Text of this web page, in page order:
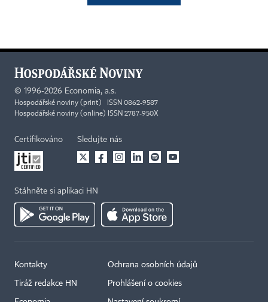
© 1996-2026 Economia, a.s.
Hospodářské noviny (print) ISSN 0862-9587
Hospodářské noviny (online) ISSN 2787-950X
Certifikováno Sledujte nás
Stáhněte si aplikaci HN
Kontakty
Tiráž redakce HN
Ochrana osobních údajů
Prohlášení o cookies